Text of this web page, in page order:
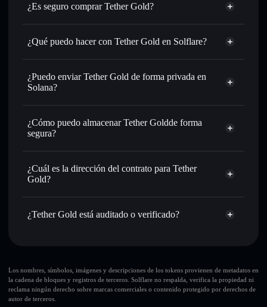
¿Es seguro comprar Tether Gold?
Tether Gold token verificado
¿Qué puedo hacer con Tether Gold en Solflare?
Tether Gold
cartera de Solflare
Intercambiar al instante: operar con XAUT0 para SOL,
USDC o miles de otros tokens de Solana con enrutamiento
públicamente las carteras usando el agregador de privacidad
integrado de Solflare
Hacer un seguimiento en tiempo real: monitorizar el
XAUT0
cartera sin custodia donde tú controla tus claves privadas
¿Puedo enviar Tether Gold de forma privada en
Solana?
cartera de Solflare
agregador de
Tether Gold
¿Cómo puedo almacenar Tether Goldde forma
segura?
Tether Gold
¿Cuál es la dirección del contrato para Tether
Gold?
Tether Gold
AymATz4TCL9sWNEEV9Kvyz45CHVhDZ6kUgjTJPzLpU9P
¿Tether Gold está auditado o verificado?
Los nombres, símbolos, imágenes y descripciones de los tokens provienen de metadatos en
la cadena de bloques y registros de terceros. Solflare no respalda, verifica la propiedad ni
reclama ningún derecho sobre marcas comerciales o contenido protegido por derechos de
autor de terceros.